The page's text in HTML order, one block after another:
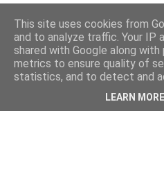
This site uses cookies from
and to analyze traffic. Your IP
shared with Google along
metrics to ensure quality of
statistics, and to detect and
LEARN MORE